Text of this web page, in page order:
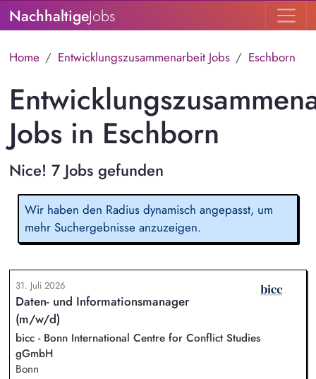
NachhaltigeJobs
Home Entwicklungszusammenarbeit Jobs Eschborn
Jobs in Eschborn
Nice! 7 Jobs gefunden
Wir haben den Radius dynamisch angepasst, um
mehr Suchergebnisse anzuzeigen.
31. Juli 2026
Daten- und Informationsmanager
(m/w/d)
bicc - Bonn International Centre for Conflict Studies
gGmbH
Bonn